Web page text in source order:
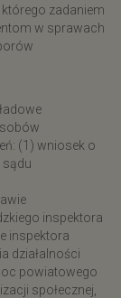
zadaniem
w sprawach
(1) wniosek o
sądu
inspektora
inspektora
działalności
powiatowego
społecznej,